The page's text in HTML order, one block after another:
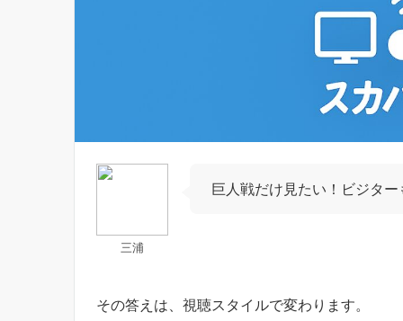
三浦
巨人戦だけ見たい！ビジタ
その答えは、視聴スタイルで変わります。